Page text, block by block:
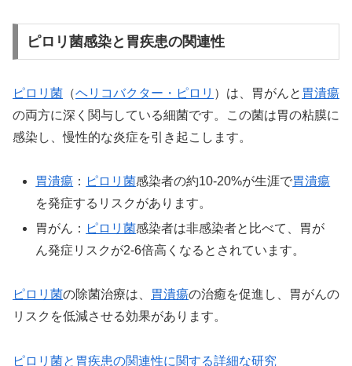
ピロリ菌感染と胃疾患の関連性
ピロリ菌 （ヘリコバクター・ピロリ ）は、胃がんと 胃潰瘍
の両方に深く関与している細菌です。この菌は胃の粘膜に
感染し、慢性的な炎症を引き起こします。
胃潰瘍 ： ピロリ菌感染者の約10-20%が生涯で胃潰瘍
を発症するリスクがあります。
胃がん： ピロリ菌感染者は非感染者と比べて、胃が
ん発症リスクが2-6倍高くなるとされています。
ピロリ菌の除菌治療は、 胃潰瘍の治癒を促進し、胃がんの
リスクを低減させる効果があります。
ピロリ菌と胃疾患の関連性に関する詳細な研究